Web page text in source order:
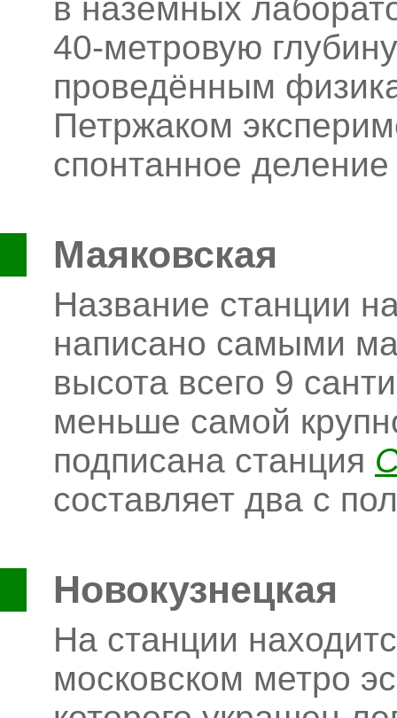
в наземных
40-метровую
проведённым
Петржаком
спонтанное
Маяковская
Название станции
написано самыми
высота всего 9
меньше самой
подписана станция
составляет два с
Новокузнецкая
На станции
московском метро